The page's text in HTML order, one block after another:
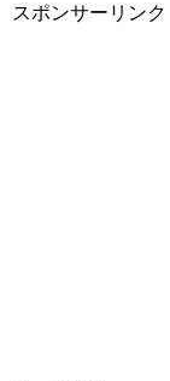
スポンサーリンク